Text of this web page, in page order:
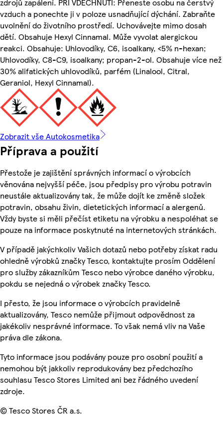
vzduch a ponechte ji v poloze usnadňující dýchání. Zabraňte
uvolnění do životního prostředí. Uchovávejte mimo dosah
dětí. Obsahuje Hexyl Cinnamal. Může vyvolat alergickou
reakci. Obsahuje: Uhlovodíky, C6, isoalkany, <5% n-hexan;
Uhlovodíky, C8-C9, isoalkany; propan-2-ol. Obsahuje více než
30% alifatických uhlovodíků, parfém (Linalool, Citral,
Geraniol, Hexyl Cinnamal).
Zobrazit vše Autokosmetika
Příprava a použití
Přestože je zajištění správných informací o výrobcích
věnována nejvyšší péče, jsou předpisy pro výrobu potravin
neustále aktualizovány tak, že může dojít ke změně složek
potravin, obsahu živin, dietetických informací a alergenů.
Vždy byste si měli přečíst etiketu na výrobku a nespoléhat se
pouze na informace poskytnuté na internetových stránkách.
V případě jakýchkoliv Vašich dotazů nebo potřeby získat radu
ohledně výrobků značky Tesco, kontaktujte prosím Oddělení
pro služby zákazníkům Tesco nebo výrobce daného výrobku,
pokdu se nejedná o výrobek značky Tesco.
I přesto, že jsou informace o výrobcích pravidelně
aktualizovány, Tesco nemůže přijmout odpovědnost za
jakékoliv nesprávné informace. To však nemá vliv na Vaše
práva dle zákona.
Tyto informace jsou podávány pouze pro osobní použití a
nemohou být jakkoliv reprodukovány bez předchozího
souhlasu Tesco Stores Limited ani bez řádného uvedení
zdroje.
© Tesco Stores ČR a.s.